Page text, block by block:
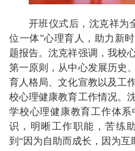
开班仪式后，沈克祥为
位一体”心理育人，助力新
题报告。沈克祥强调，我校
第一原则，从中心发展历史
育人格局、文化宣教以及工
校心理健康教育工作情况。
学校心理健康教育工作体
识，明晰工作职能，苦练
到“因为自助而成长，因为互